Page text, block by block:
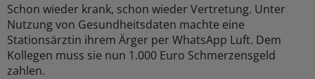
Schon wieder krank, schon wieder Vertretung. Unter
Nutzung von Gesundheitsdaten machte eine
Stationsärztin ihrem Ärger per WhatsApp Luft. Dem
Kollegen muss sie nun 1.000 Euro Schmerzensgeld
zahlen.